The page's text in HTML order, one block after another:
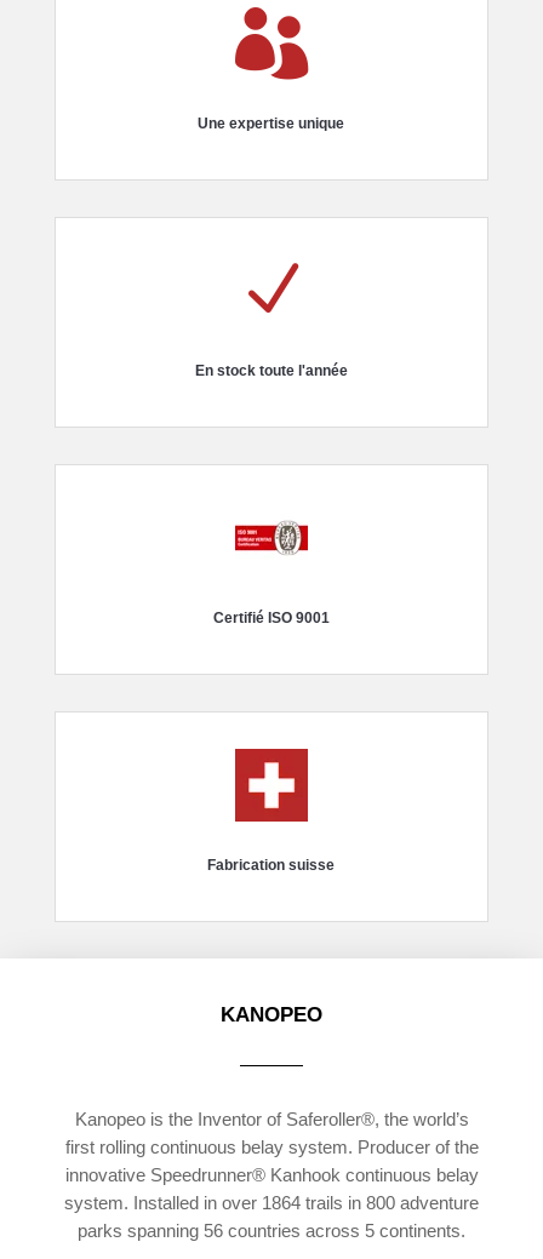

Une expertise unique
N
En stock toute l'année
Certifié ISO 9001
Fabrication suisse
KANOPEO
Kanopeo is the Inventor of Saferoller®, the world’s
first rolling continuous belay system. Producer of the
innovative Speedrunner® Kanhook continuous belay
system. Installed in over 1864 trails in 800 adventure
parks spanning 56 countries across 5 continents.